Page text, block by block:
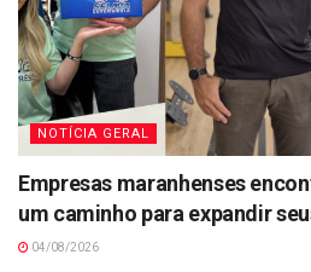
NOTÍCIA GERAL
Empresas maranhenses
um caminho para expandir
04/08/2026